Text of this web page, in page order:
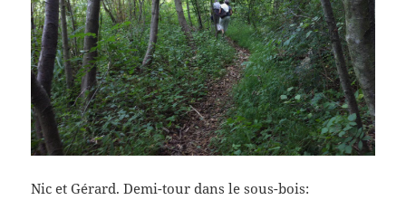
Nic et Gérard. Demi-tour dans le sous-bois: